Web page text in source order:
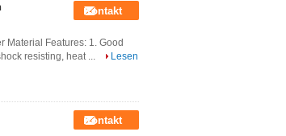
Kontakt
Material Features: 1. Good
resisting, heat ...
Lesen
Kontakt